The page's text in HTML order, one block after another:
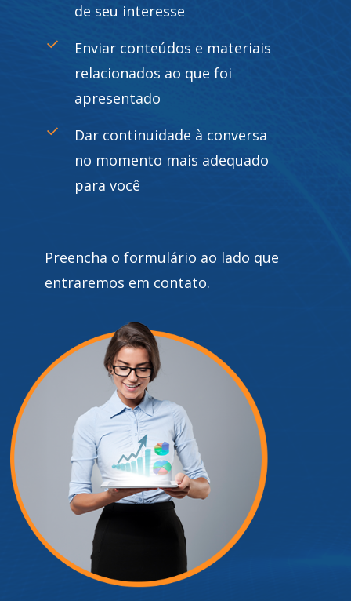
de seu interesse
Enviar conteúdos e materiais
relacionados ao que foi
apresentado
Dar continuidade à conversa
no momento mais adequado
para você
Preencha o formulário ao lado que
entraremos em contato.